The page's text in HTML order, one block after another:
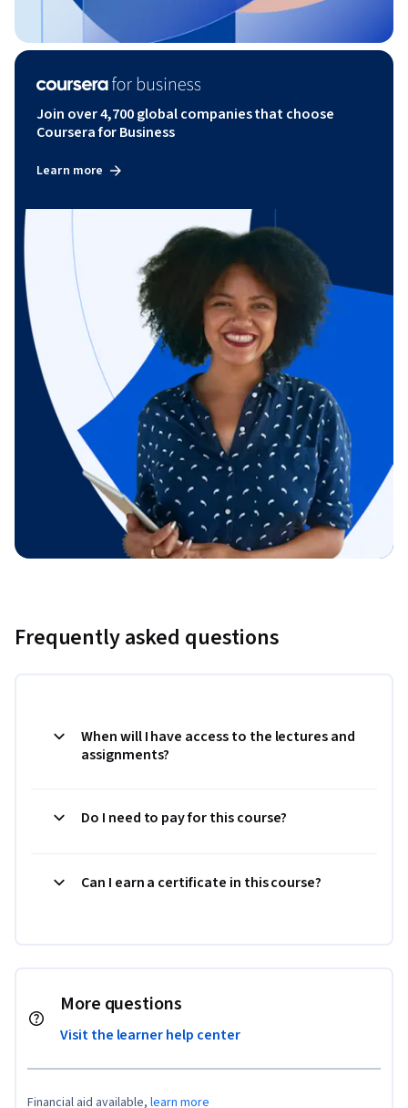
Join over 4,700 global companies that choose
Coursera for Business
Learn more
Frequently asked questions
When will I have access to the lectures and
assignments?
Do I need to pay for this course?
Can I earn a certificate in this course?
More questions
Visit the learner help center
Financial aid available, learn more